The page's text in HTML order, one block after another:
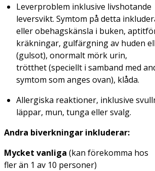
Leverproblem inklusive livshotande
leversvikt. Symtom på detta
eller obehagskänsla i buken,
kräkningar, gulfärgning av huden
(gulsot), onormalt mörk urin,
trötthet (speciellt i samband med
symtom som anges ovan), klåda.
Allergiska reaktioner, inklusive
läppar, mun, tunga eller svalg.
Andra biverkningar inkluderar:
Mycket vanliga (kan förekomma hos
fler än 1 av 10 personer)